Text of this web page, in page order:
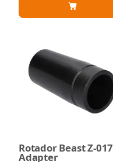
Rotador Beast Z-017
Adapter